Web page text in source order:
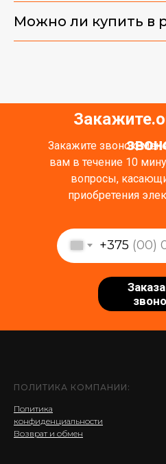
Можно ли купить в
Закажите
Закажите звонок,
вам в течение 10
вопросы,
приобретения
+375
.
ПОЛИТИКА КОМПАНИИ:
Политика
конфиденциальности
Возврат и обмен